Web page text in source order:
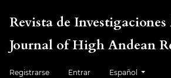
Revista de
Journal of High Andean
Registrarse Entrar Cambiar el
Español